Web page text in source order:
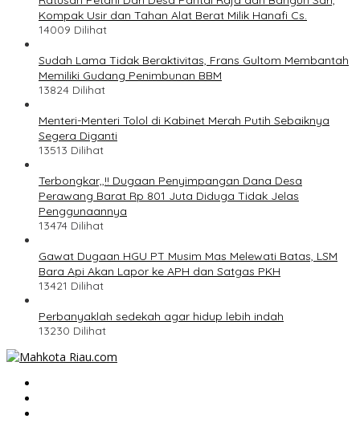
Kompak Usir dan Tahan Alat Berat Milik Hanafi Cs.
14009 Dilihat
Sudah Lama Tidak Beraktivitas, Frans Gultom Membantah
Memiliki Gudang Penimbunan BBM
13824 Dilihat
Menteri-Menteri Tolol di Kabinet Merah Putih Sebaiknya
Segera Diganti
13513 Dilihat
Terbongkar,,!! Dugaan Penyimpangan Dana Desa
Perawang Barat Rp 801 Juta Diduga Tidak Jelas
Penggunaannya
13474 Dilihat
Gawat Dugaan HGU PT Musim Mas Melewati Batas, LSM
Bara Api Akan Lapor ke APH dan Satgas PKH
13421 Dilihat
Perbanyaklah sedekah agar hidup lebih indah
13230 Dilihat